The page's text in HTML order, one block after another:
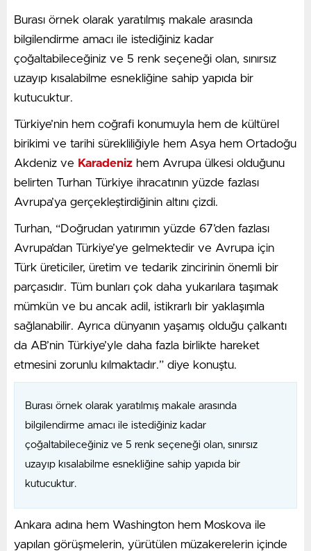
Burası örnek olarak yaratılmış makale arasında
bilgilendirme amacı ile istediğiniz kadar
çoğaltabileceğiniz ve 5 renk seçeneği olan, sınırsız
uzayıp kısalabilme esnekliğine sahip yapıda bir
kutucuktur.
Türkiye’nin hem coğrafi konumuyla hem de kültürel
birikimi ve tarihi sürekliliğiyle hem Asya hem Ortadoğu
Akdeniz ve Karadeniz hem Avrupa ülkesi olduğunu
belirten Turhan Türkiye ihracatının yüzde fazlası
Avrupa’ya gerçekleştirdiğinin altını çizdi.
Turhan, “Doğrudan yatırımın yüzde 67’den fazlası
Avrupa’dan Türkiye’ye gelmektedir ve Avrupa için
Türk üreticiler, üretim ve tedarik zincirinin önemli bir
parçasıdır. Tüm bunları çok daha yukarılara taşımak
mümkün ve bu ancak adil, istikrarlı bir yaklaşımla
sağlanabilir. Ayrıca dünyanın yaşamış olduğu çalkantı
da AB’nin Türkiye’yle daha fazla birlikte hareket
etmesini zorunlu kılmaktadır.” diye konuştu.
Burası örnek olarak yaratılmış makale arasında
bilgilendirme amacı ile istediğiniz kadar
çoğaltabileceğiniz ve 5 renk seçeneği olan, sınırsız
uzayıp kısalabilme esnekliğine sahip yapıda bir
kutucuktur.
Ankara adına hem Washington hem Moskova ile
yapılan görüşmelerin, yürütülen müzakerelerin içinde